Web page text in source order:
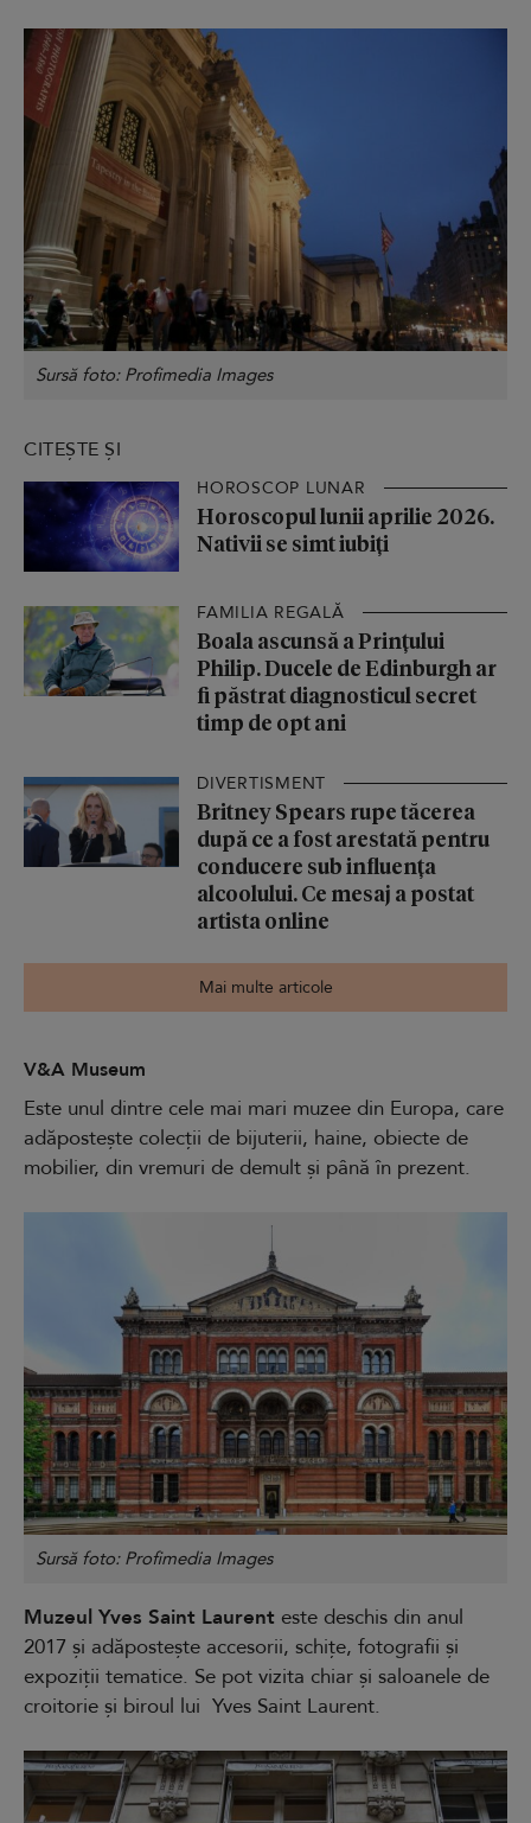
Sursă foto: Profimedia Images
CITEȘTE ȘI
HOROSCOP LUNAR
Horoscopul lunii aprilie 2026.
Nativii se simt iubiți
FAMILIA REGALĂ
Boala ascunsă a Prințului
Philip. Ducele de Edinburgh ar
fi păstrat diagnosticul secret
timp de opt ani
DIVERTISMENT
Britney Spears rupe tăcerea
după ce a fost arestată pentru
conducere sub influența
alcoolului. Ce mesaj a postat
artista online
Mai multe articole
V&A Museum
Este unul dintre cele mai mari muzee din Europa, care
adăpostește colecții de bijuterii, haine, obiecte de
mobilier, din vremuri de demult și până în prezent.
Sursă foto: Profimedia Images
Muzeul Yves Saint Laurent este deschis din anul
2017 și adăpostește accesorii, schițe, fotografii și
expoziții tematice. Se pot vizita chiar și saloanele de
croitorie și biroul lui Yves Saint Laurent.